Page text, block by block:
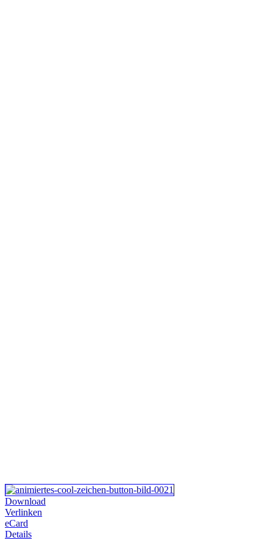
Download
Verlinken
eCard
Details